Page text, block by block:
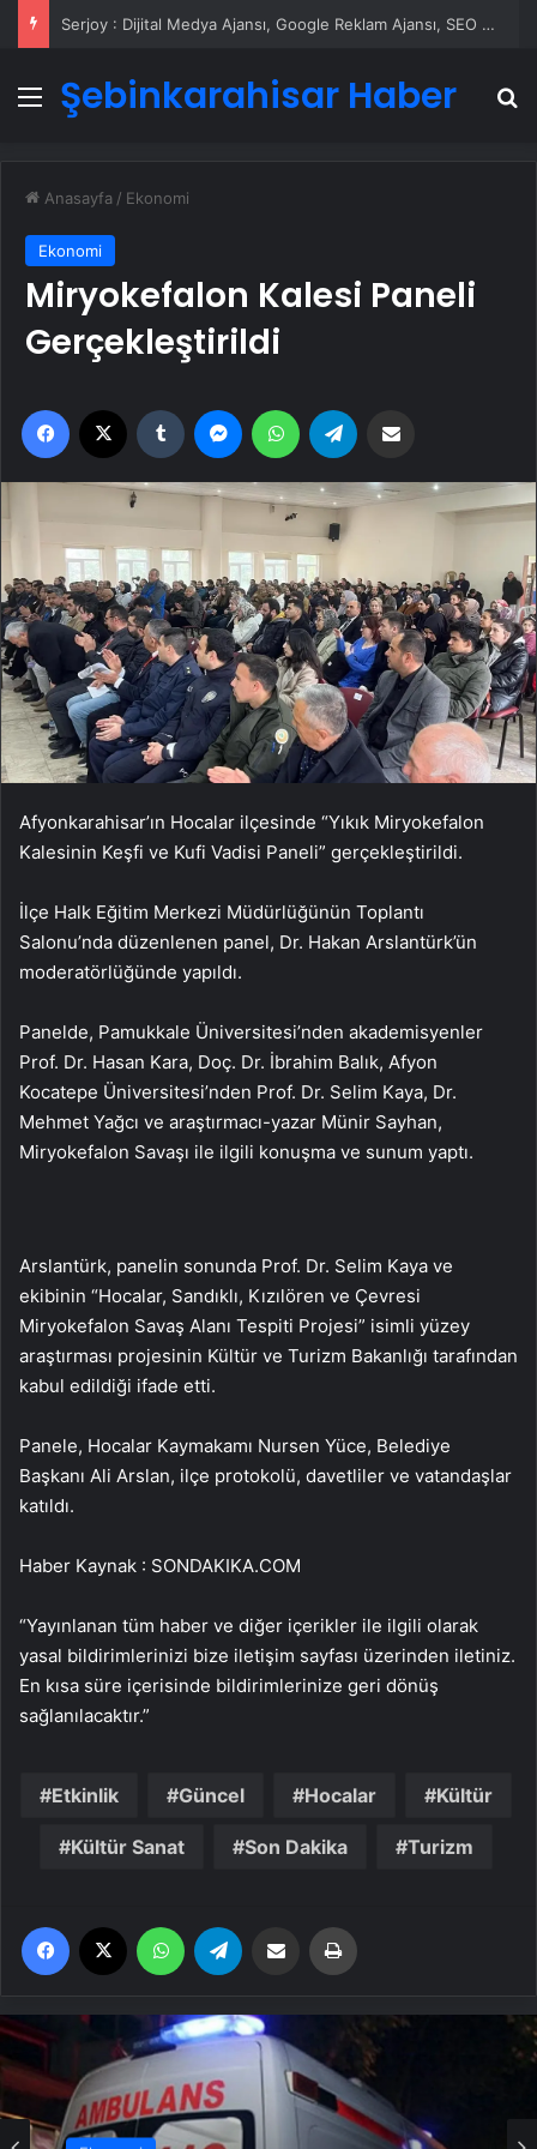
Serjoy : Dijital Medya Ajansı, Google Reklam Ajansı, SEO Ajansı ve Web Tasarım Ajansı
Menü
Şebinkarahisar Haber
Anasayfa / Ekonomi
Ekonomi
Miryokefalon Kalesi Paneli
Gerçekleştirildi
Facebook Tumblr MessengerWhatsApp
Afyonkarahisar’ın Hocalar ilçesinde “Yıkık Miryokefalon
Kalesinin Keşfi ve Kufi Vadisi Paneli” gerçekleştirildi.
İlçe Halk Eğitim Merkezi Müdürlüğünün Toplantı
Salonu’nda düzenlenen panel, Dr. Hakan Arslantürk’ün
moderatörlüğünde yapıldı.
Panelde, Pamukkale Üniversitesi’nden akademisyenler
Prof. Dr. Hasan Kara, Doç. Dr. İbrahim Balık, Afyon
Kocatepe Üniversitesi’nden Prof. Dr. Selim Kaya, Dr.
Mehmet Yağcı ve araştırmacı-yazar Münir Sayhan,
Miryokefalon Savaşı ile ilgili konuşma ve sunum yaptı.
Arslantürk, panelin sonunda Prof. Dr. Selim Kaya ve
ekibinin “Hocalar, Sandıklı, Kızılören ve Çevresi
Miryokefalon Savaş Alanı Tespiti Projesi” isimli yüzey
araştırması projesinin Kültür ve Turizm Bakanlığı tarafından
kabul edildiği ifade etti.
Panele, Hocalar Kaymakamı Nursen Yüce, Belediye
Başkanı Ali Arslan, ilçe protokolü, davetliler ve vatandaşlar
katıldı.
Haber Kaynak : SONDAKIKA.COM
“Yayınlanan tüm haber ve diğer içerikler ile ilgili olarak
yasal bildirimlerinizi bize iletişim sayfası üzerinden iletiniz.
En kısa süre içerisinde bildirimlerinize geri dönüş
sağlanılacaktır.”
Etkinlik Güncel Hocalar Kültür
Kültür Sanat Son Dakika Turizm
Facebook WhatsApp Email'den paylaş